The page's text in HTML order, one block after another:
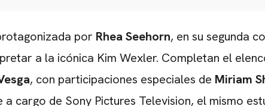
por Rhea Seehorn, en su segunda
a la icónica Kim Wexler. Completan el
, con participaciones especiales de Miriam
cargo de Sony Pictures Television, el mismo